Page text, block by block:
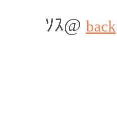
ｿｽ@ back